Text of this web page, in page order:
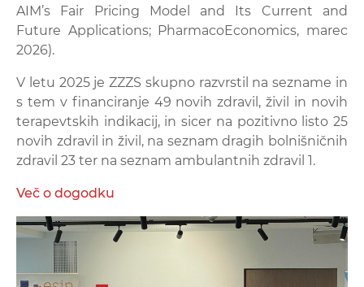
AIM’s Fair Pricing Model and Its Current and
Future Applications; PharmacoEconomics, marec
2026).
V letu 2025 je ZZZS skupno razvrstil na sezname in
s tem v financiranje 49 novih zdravil, živil in novih
terapevtskih indikacij, in sicer na pozitivno listo 25
novih zdravil in živil, na seznam dragih bolnišničnih
zdravil 23 ter na seznam ambulantnih zdravil 1.
Več o dogodku